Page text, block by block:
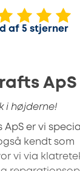
af 5 stjerner
ApS
i højderne!
ApS er vi
kendt som
vi via